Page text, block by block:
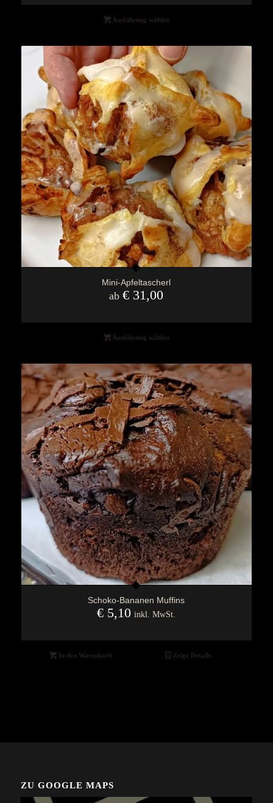
Ausführung wählen
Mini-Apfeltascherl
ab€ 31,00
Ausführung wählen
Schoko-Bananen Muffins
€ 5,10 inkl. MwSt.
In den Warenkorb Zeige Details
ZU GOOGLE MAPS